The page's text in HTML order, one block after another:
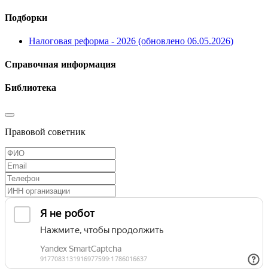
Подборки
Налоговая реформа - 2026 (обновлено 06.05.2026)
Справочная информация
Библиотека
Правовой советник